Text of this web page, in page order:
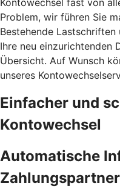
Problem, wir führen Sie
Bestehende
Ihre neu einzurichtenden
Übersicht. Auf Wunsch
unseres
Einfacher und
Kontowechsel
Automatische
Zahlungspartner